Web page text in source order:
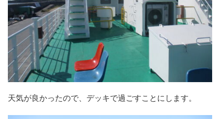
天気が良かったので、デッキで過ごすことにします。